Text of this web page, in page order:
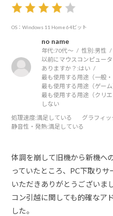
OS：Windows 11 Home 64ビット
no name
年代:70代～ 性別:男性
以前にマウスコンピュー
ありますか？:はい
最も使用する用途（一般
最も使用する用途（ゲー
最も使用する用途（クリ
しない
処理速度:満足している グラフィッ
静音性・発熱:満足している
体調を崩して旧機から新機へ
っていたところ、PC下取り
いただきありがとうございま
コン引越に関しても的確なア
した。